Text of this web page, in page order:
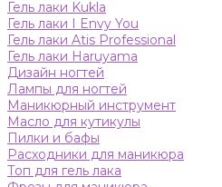
Гель лаки Kukla
Гель лаки I Envy You
Гель лаки Atis Professional
Гель лаки Haruyama
Дизайн ногтей
Лампы для ногтей
Маникюрный инструмент
Масло для кутикулы
Пилки и бафы
Расходники для маникюра
Топ для гель лака